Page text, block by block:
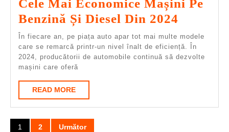
Cele Mai Economice Mașini Pe
Benzină Și Diesel Din 2024
Mai
Mașini
Și
În fiecare an, pe piața auto apar tot mai multe modele
care se remarcă printr-un nivel înalt de eficiență. În
2024, producătorii de automobile continuă să dezvolte
mașini care oferă
READ MOREREAD
MORE
Paginație
1 2 Următor